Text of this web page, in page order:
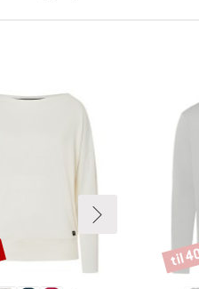
Rabat
til